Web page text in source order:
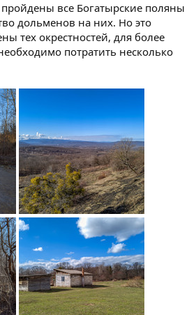
все Богатырские поляны
дольменов на них. Но это
тех окрестностей, для более
потратить несколько